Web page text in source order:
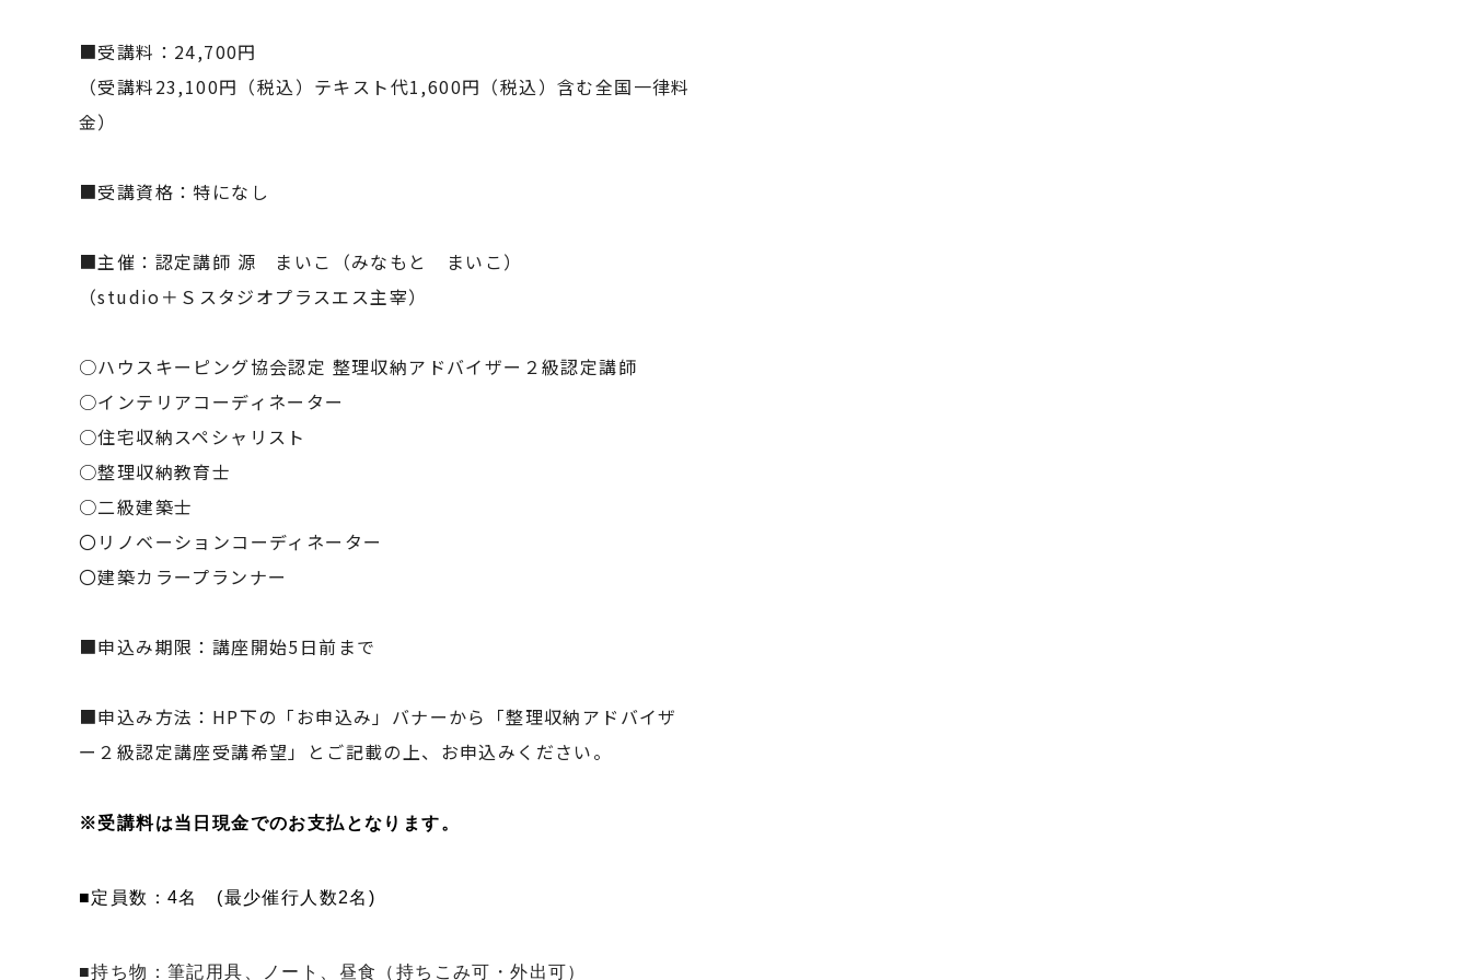
■受講料：24,700円
（受講料23,100円（税込）テキスト代1,600円（税込）含む全国一律料
金）
■受講資格：特になし
■主催：認定講師 源 まいこ（みなもと まいこ）
（studio＋Ｓスタジオプラスエス主宰）
○ハウスキーピング協会認定 整理収納アドバイザー２級認定講師
○インテリアコーディネーター
○住宅収納スペシャリスト
○整理収納教育士
○二級建築士
〇リノベーションコーディネーター
〇建築カラープランナー
■申込み期限：講座開始5日前まで
■申込み方法：HP下の「お申込み」バナーから「整理収納アドバイザ
ー２級認定講座受講希望」とご記載の上、お申込みください。
※受講料は当日現金でのお支払となります。
■定員数：4名 (最少催行人数2名)
■持ち物：筆記用具、ノート、昼食（持ちこみ可・外出可）